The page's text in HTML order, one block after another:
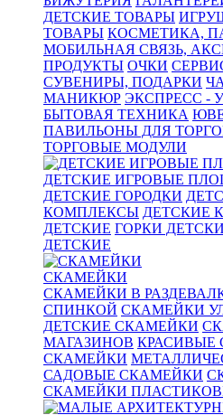
ДЕТСКИЕ ТОВАРЫ
ТОВАРЫ КОСМЕТИКА,
МОБИЛЬНАЯ СВЯЗЬ,
ПРОДУКТЫ ОЧКИ
СУВЕНИРЫ, ПОДАРКИ
МАНИКЮР ЭКСПРЕСС -
БЫТОВАЯ ТЕХНИКА
ПАВИЛЬОНЫ ДЛЯ
ТОРГОВЫЕ МОДУЛИ
ДЕТСКИЕ ИГРОВЫЕ
ДЕТСКИЕ ГОРОДКИ
КОМПЛЕКСЫ ДЕТСКИЕ
ДЕТСКИЕ ГОРКИ
ДЕТСКИЕ
СКАМЕЙКИ
СКАМЕЙКИ В
СПИНКОЙ СКАМЕЙКИ
ДЕТСКИЕ СКАМЕЙКИ
МАГАЗИНОВ КРАСИВЫЕ
СКАМЕЙКИ
САДОВЫЕ СКАМЕЙКИ
СКАМЕЙКИ